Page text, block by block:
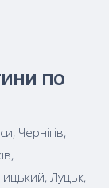
по
Чернігів,
Луцьк,